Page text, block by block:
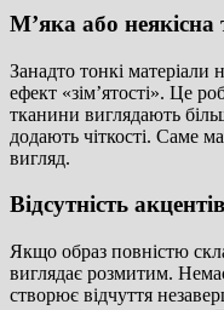
М’яка або неякісна
Занадто тонкі
ефект «зім’ятості». Це
тканини виглядають
додають чіткості. Саме
вигляд.
Відсутність акцентів
Якщо образ повністю
виглядає розмитим.
створює відчуття